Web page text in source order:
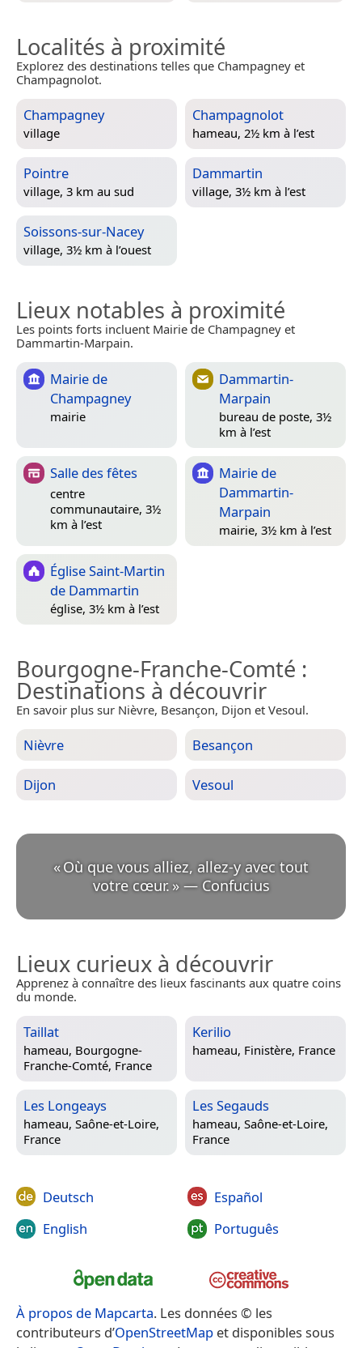
Localités à proximité
Explorez des destinations telles que Champagney et
Champagnolot.
Champagney
village
Champagnolot
hameau, 2½ km à l’est
Pointre
village, 3 km au sud
Dammartin
village, 3½ km à l’est
Soissons-sur-Nacey
village, 3½ km à l’ouest
Lieux notables à proximité
Les points forts incluent Mairie de Champagney et
Dammartin-Marpain.
Mairie de
Champagney
mairie
Dammartin-
Marpain
bureau de poste, 3½
km à l’est
Salle des fêtes
centre
communautaire, 3½
km à l’est
Mairie de
Dammartin-
Marpain
mairie, 3½ km à l’est
Église Saint-Martin
de Dammartin
église, 3½ km à l’est
Bourgogne-Franche-Comté :
Destinations à découvrir
En savoir plus sur Nièvre, Besançon, Dijon et Vesoul.
Nièvre Besançon
Dijon Vesoul
«Où que vous alliez, allez-y avec tout
votre cœur. » — Confucius
Lieux curieux à découvrir
Apprenez à connaître des lieux fascinants aux quatre coins
du monde.
Taillat
hameau, Bourgogne-
Franche-Comté, France
Kerilio
hameau, Finistère, France
Les Longeays
hameau, Saône-et-Loire,
France
Les Segauds
hameau, Saône-et-Loire,
France
Deutsch
English
Español
Português
À propos de Mapcarta. Les données © les
contributeurs d’OpenStreetMap et disponibles sous